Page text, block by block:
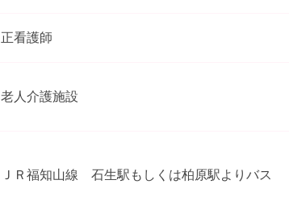
正看護師
老人介護施設
ＪＲ福知山線 石生駅もしくは柏原駅よりバス